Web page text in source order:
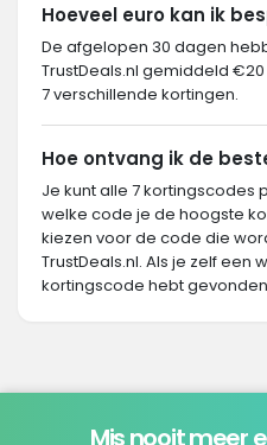
Hoeveel euro kan ik
De afgelopen 30 dagen
TrustDeals.nl gemiddeld
7 verschillende kortingen.
Hoe ontvang ik de
Je kunt alle 7
welke code je de hoogste
kiezen voor de code die
TrustDeals.nl. Als je zelf een
kortingscode hebt
Mis nooit meer